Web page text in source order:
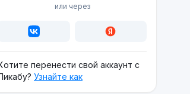
или через
перенести свой аккаунт с
Узнайте как